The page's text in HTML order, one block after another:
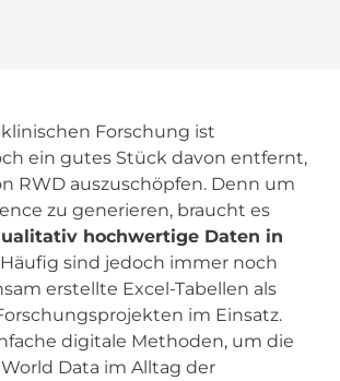
Forschung ist
ein gutes Stück davon entfernt,
RWD auszuschöpfen. Denn um
zu generieren, braucht es
hochwertige Daten in
Häufig sind jedoch immer noch
erstellte Excel-Tabellen als
im Einsatz.
digitale Methoden, um die
Data im Alltag der